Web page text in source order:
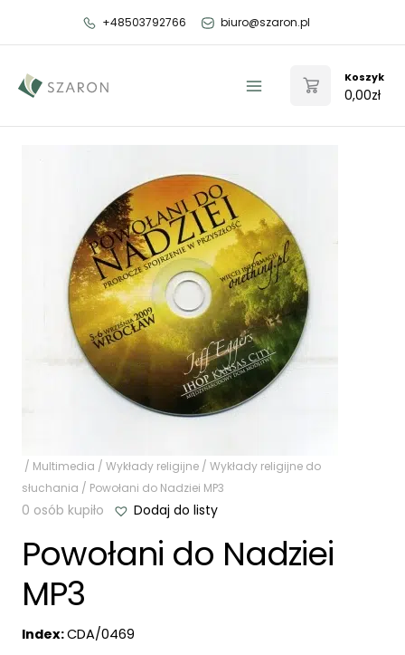
+48503792766 biuro@szaron.pl
Menu
Koszyk
0,00zł
/ Multimedia / Wykłady religijne / Wykłady religijne do
słuchania / Powołani do Nadziei MP3
0 osób kupiło Dodaj do listy
Powołani do Nadziei
MP3
Index:CDA/0469